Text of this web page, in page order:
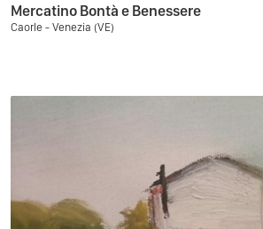
Mercatino Bontà e Benessere
Caorle - Venezia (VE)